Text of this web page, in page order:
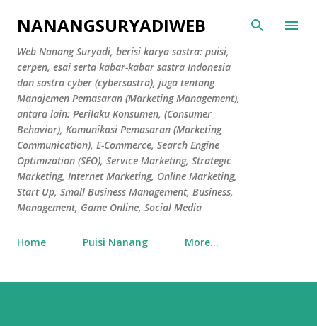
Skip to main content
NANANGSURYADIWEB
Web Nanang Suryadi, berisi karya sastra: puisi,
cerpen, esai serta kabar-kabar sastra Indonesia
dan sastra cyber (cybersastra), juga tentang
Manajemen Pemasaran (Marketing Management),
antara lain: Perilaku Konsumen, (Consumer
Behavior), Komunikasi Pemasaran (Marketing
Communication), E-Commerce, Search Engine
Optimization (SEO), Service Marketing, Strategic
Marketing, Internet Marketing, Online Marketing,
Start Up, Small Business Management, Business,
Management, Game Online, Social Media
Home Puisi Nanang More…